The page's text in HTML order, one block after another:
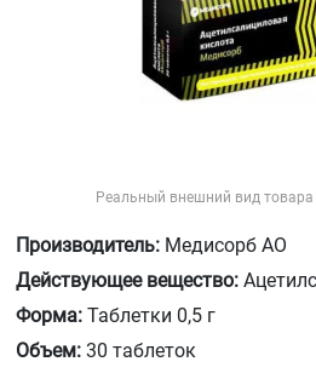
Реальный внешний вид
Производитель: Медисорб АО
Действующее вещество:
Форма: Таблетки 0,5 г
Объем: 30 таблеток